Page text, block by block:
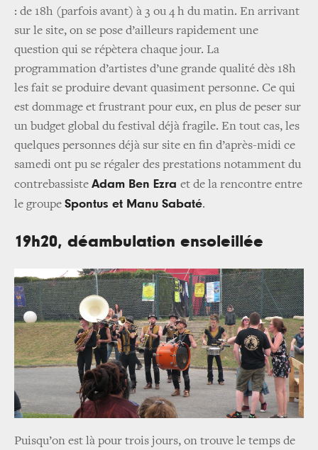
: de 18h (parfois avant) à 3 ou 4 h du matin. En arrivant
sur le site, on se pose d’ailleurs rapidement une
question qui se répètera chaque jour. La
programmation d’artistes d’une grande qualité dès 18h
les fait se produire devant quasiment personne. Ce qui
est dommage et frustrant pour eux, en plus de peser sur
un budget global du festival déjà fragile. En tout cas, les
quelques personnes déjà sur site en fin d’après-midi ce
samedi ont pu se régaler des prestations notamment du
contrebassiste Adam Ben Ezra et de la rencontre entre
le groupe Spontus et Manu Sabaté.
19h20, déambulation ensoleillée
Puisqu’on est là pour trois jours, on trouve le temps de